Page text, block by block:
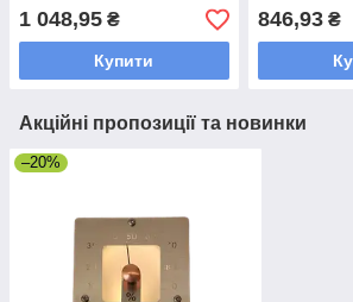
1 048,95 ₴
Купити
846,93₴
Акційні пропозиції та новинки
–20%